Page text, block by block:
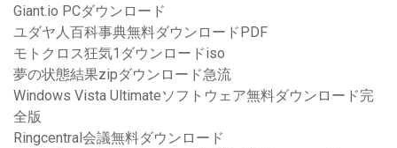
Giant.io PCダウンロード
ユダヤ人百科事典無料ダウンロードPDF
モトクロス狂気1ダウンロードiso
夢の状態結果zipダウンロード急流
Windows Vista Ultimateソフトウェア無料ダウンロード完
全版
Ringcentral会議無料ダウンロード